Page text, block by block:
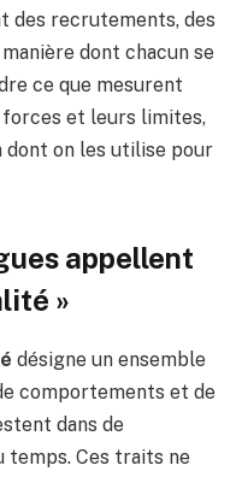
des recrutements, des
dont chacun se
ce que mesurent
et leurs limites,
dont on les utilise pour
appellent
»
désigne un ensemble
comportements et de
dans de
temps. Ces traits ne